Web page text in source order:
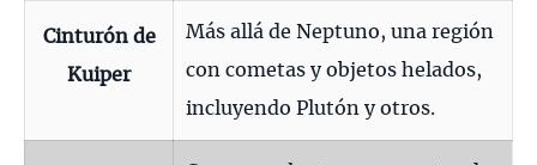
Cinturón de
Kuiper
Más allá de Neptuno, una región
con cometas y objetos helados,
incluyendo Plutón y otros.